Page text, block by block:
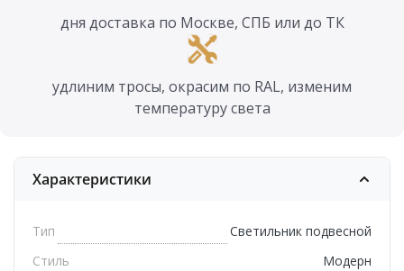
дня доставка по Москве, СПБ или до ТК
удлиним тросы, окрасим по RAL, изменим
температуру света
Характеристики
Тип
Светильник подвесной
Стиль
Модерн